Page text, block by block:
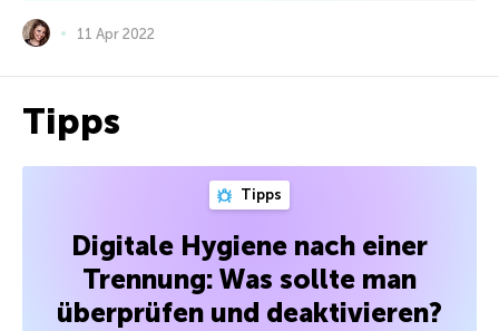
11 Apr 2022
Tipps
Tipps
Digitale Hygiene nach einer
Trennung: Was sollte man
überprüfen und deaktivieren?